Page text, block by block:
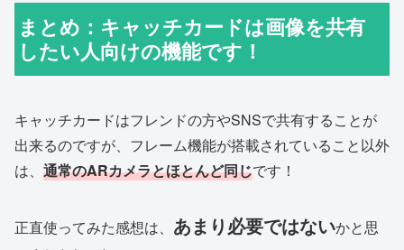
まとめ：キャッチカードは画像を共有
したい人向けの機能です！
キャッチカードはフレンドの方やSNSで共有することが
出来るのですが、フレーム機能が搭載されていること以外
は、 通常のARカメラとほとんど同じです！
正直使ってみた感想は、 あまり必要ではないかと思